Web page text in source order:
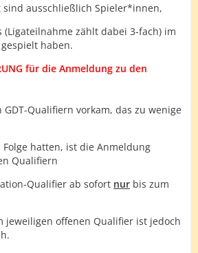
ausschließlich Spieler*innen,
(Ligateilnahme zählt dabei 3-fach) im
haben.
für die Anmeldung zu den
Qualifiern vorkam, das zu wenige
hatten, ist die Anmeldung
Qualifiern
Qualifier ab sofort nur bis zum
jeweiligen offenen Qualifier ist jedoch